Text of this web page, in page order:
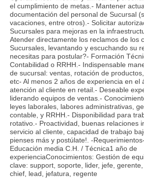
el cumplimiento de metas.- Mantener
documentación del personal de Sucursal
vacaciones, entre otros).- Solicitar
Sucursales para mejoras en la
Atender directamente los reclamos de los
Sucursales, levantando y escuchando su
necesitas para postular?- Formación
Contabilidad o RRHH.- Indispensable
de sucursal: ventas, rotación de
etc- Al menos 2 años de experiencia en el
atención al cliente en retail.- Deseable
liderando equipos de ventas.-
leyes laborales, labores administrativas,
contable, y RRHH.- Disponibilidad para
rotativo.- Proactividad, buenas relaciones
servicio al cliente, capacidad de trabajo
pienses más y postúlate!. -
Educación media C.H. / Técnica1 año de
experienciaConocimientos: Gestión de
clave: support, soporte, lider, jefe,
chief, lead, jefatura, regente